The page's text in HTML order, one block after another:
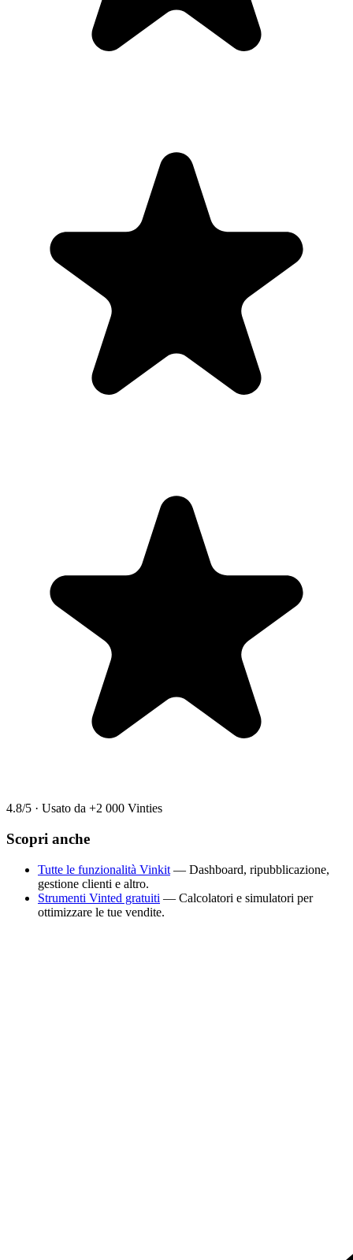
4.8/5 · Usato da +2 000 Vinties
Scopri anche
Tutte le funzionalità Vinkit — Dashboard, ripubblicazione,
gestione clienti e altro.
Strumenti Vinted gratuiti — Calcolatori e simulatori per
ottimizzare le tue vendite.